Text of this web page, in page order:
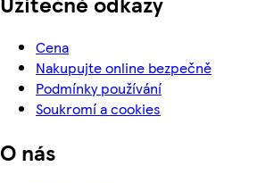
Cena
Nakupujte online bezpečně
Podmínky používání
Soukromí a cookies
O nás